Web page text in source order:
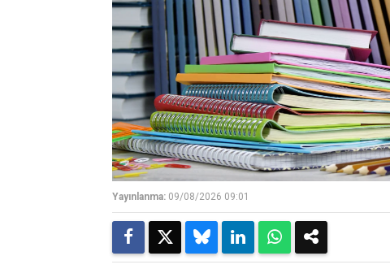
Yayınlanma: 09/08/2026 09:01